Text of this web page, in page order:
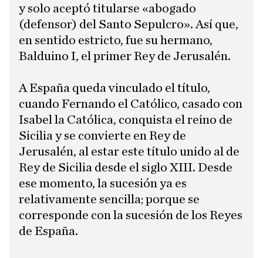
y solo aceptó titularse «abogado
(defensor) del Santo Sepulcro». Así que,
en sentido estricto, fue su hermano,
Balduino I, el primer Rey de Jerusalén.
A España queda vinculado el título,
cuando Fernando el Católico, casado con
Isabel la Católica, conquista el reino de
Sicilia y se convierte en Rey de
Jerusalén, al estar este título unido al de
Rey de Sicilia desde el siglo XIII. Desde
ese momento, la sucesión ya es
relativamente sencilla; porque se
corresponde con la sucesión de los Reyes
de España.